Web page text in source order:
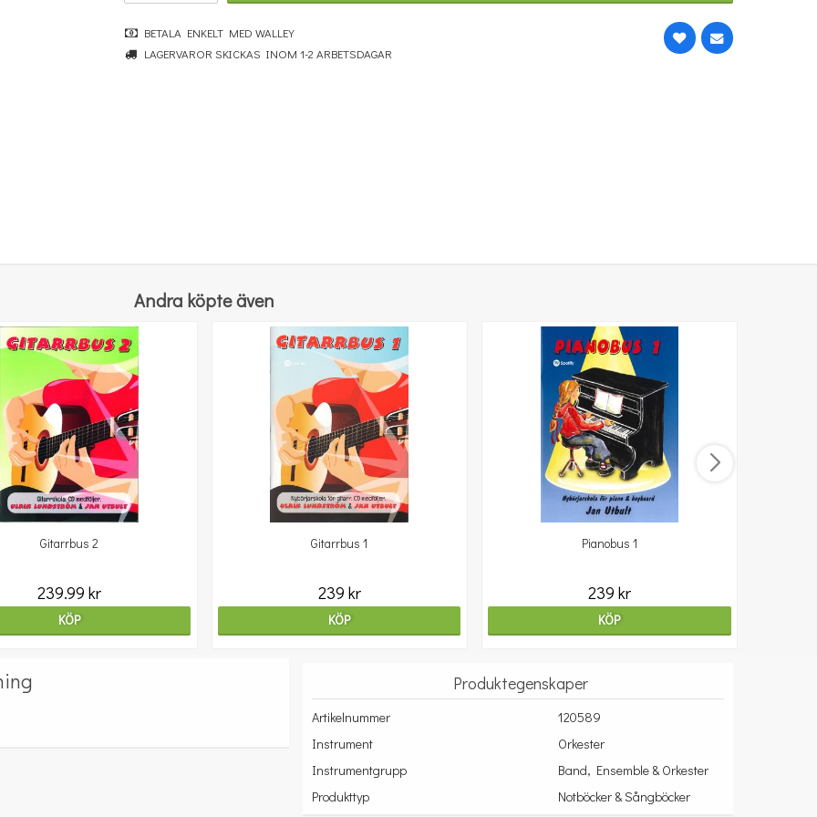
BETALA ENKELT MED WALLEY
LAGERVAROR SKICKAS INOM 1-2 ARBETSDAGAR
Andra köpte även
Gitarrbus 2
239.99 kr
KÖP
Gitarrbus 1
239 kr
KÖP
Pianobus 1
239 kr
KÖP
Produktegenskaper
Artikelnummer
120589
Instrument
Orkester
Instrumentgrupp
Band, Ensemble & Orkester
Produkttyp
Notböcker & Sångböcker